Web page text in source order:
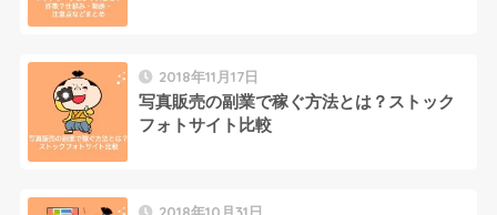
2018年11月17日
写真販売の副業で稼ぐ方法とは？ストック
フォトサイト比較